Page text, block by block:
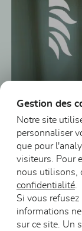
Blocs-
en bois DAS
Gestion des
Notre site
personnaliser
que pour
visiteurs. Pour
nous utilisons,
confidentialité
Si vous
informations
sur ce site. Un